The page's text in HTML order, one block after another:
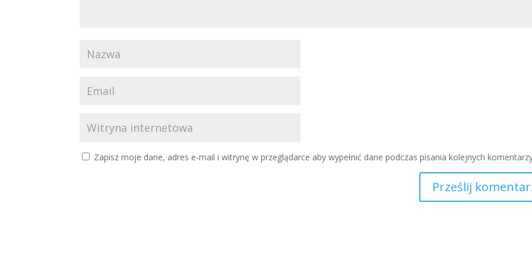
Zapisz moje dane, adres e-mail i witrynę w przeglądarce aby wypełnić dane podczas pisania kolejnych